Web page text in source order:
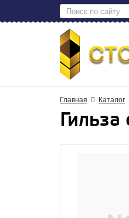
Главная Каталог